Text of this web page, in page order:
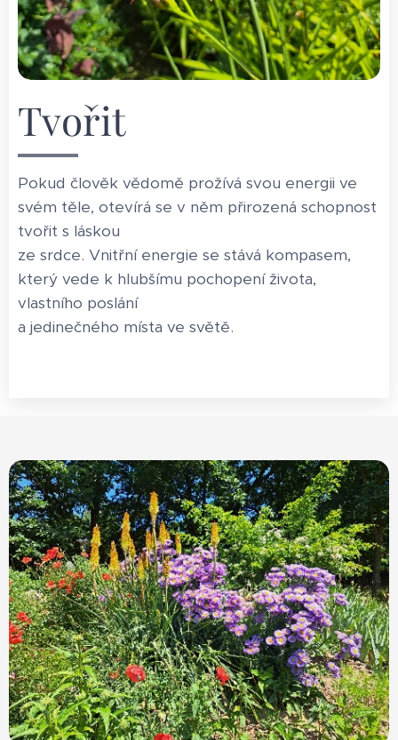
Tvořit
Pokud člověk vědomě prožívá svou energii ve
svém těle, otevírá se v něm přirozená schopnost
tvořit s láskou
ze srdce. Vnitřní energie se stává kompasem,
který vede k hlubšímu pochopení života,
vlastního poslání
a jedinečného místa ve světě.